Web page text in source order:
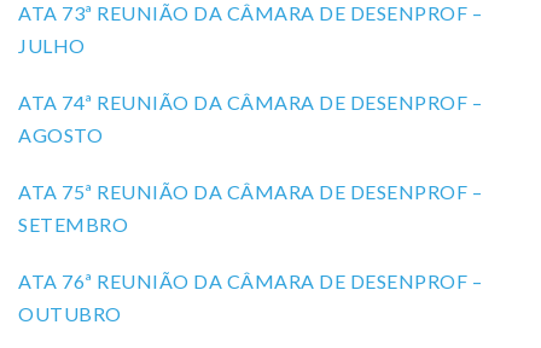
ATA 73ª REUNIÃO DA CÂMARA DE DESENPROF –
JULHO
ATA 74ª REUNIÃO DA CÂMARA DE DESENPROF –
AGOSTO
ATA 75ª REUNIÃO DA CÂMARA DE DESENPROF –
SETEMBRO
ATA 76ª REUNIÃO DA CÂMARA DE DESENPROF –
OUTUBRO